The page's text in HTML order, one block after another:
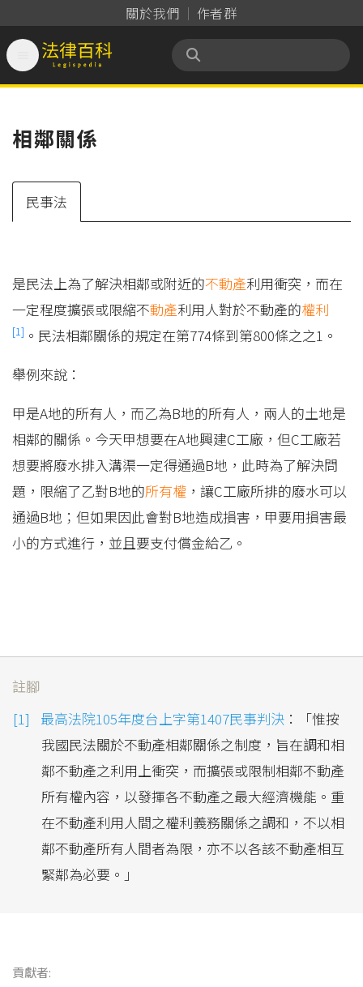
關於我們 作者群
法律百科 Legispedia
相鄰關係
民事法
是民法上為了解決相鄰或附近的不動產利用衝突，而在
一定程度擴張或限縮不動產利用人對於不動產的權利
[1] 。民法相鄰關係的規定在第774條到第800條之之1。
舉例來說：
甲是A地的所有人，而乙為B地的所有人，兩人的土地是
相鄰的關係。今天甲想要在A地興建C工廠，但C工廠若
想要將廢水排入溝渠一定得通過B地，此時為了解決問
題，限縮了乙對B地的所有權 ，讓C工廠所排的廢水可以
通過B地；但如果因此會對B地造成損害，甲要用損害最
小的方式進行，並且要支付償金給乙。
註腳
最高法院105年度台上字第1407民事判決 ：「惟按
我國民法關於不動產相鄰關係之制度，旨在調和相
鄰不動產之利用上衝突，而擴張或限制相鄰不動產
所有權內容，以發揮各不動產之最大經濟機能。重
在不動產利用人間之權利義務關係之調和，不以相
鄰不動產所有人間者為限，亦不以各該不動產相互
緊鄰為必要。」
貢獻者: